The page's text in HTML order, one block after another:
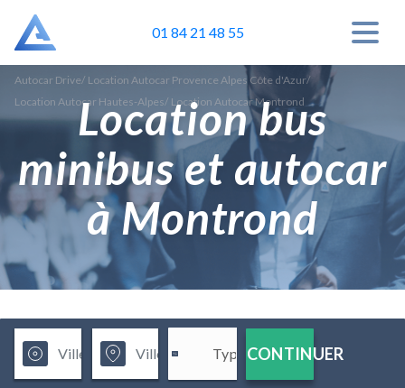
01 84 21 48 55
Autocar Drive/ Location Autocar Provence Alpes Côte d'Azur/
Location Autocar Hautes-Alpes/ Location Autocar Montrond
Location bus
minibus et autocar
à Montrond
CONTINUER